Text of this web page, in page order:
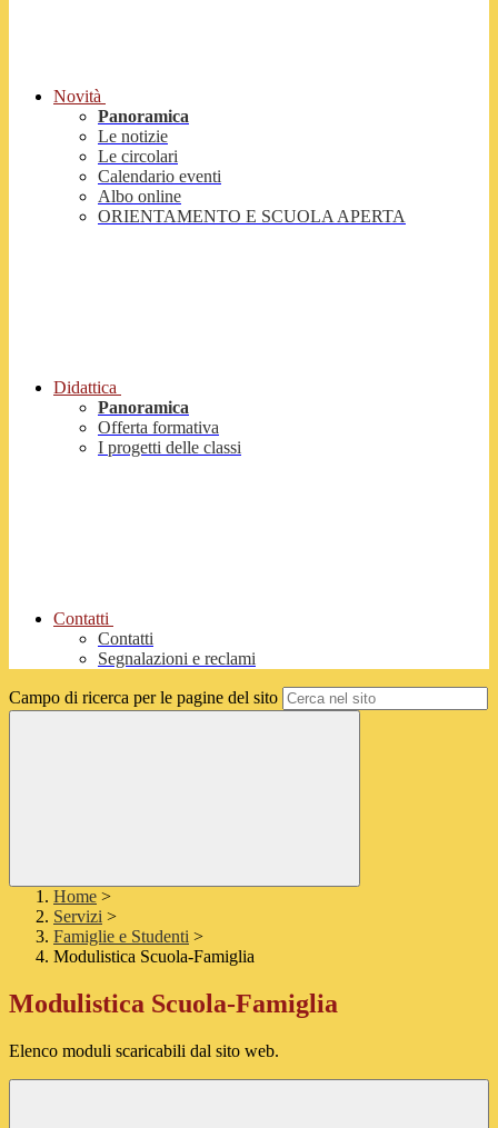
Novità
Panoramica
Le notizie
Le circolari
Calendario eventi
Albo online
ORIENTAMENTO E SCUOLA APERTA
Didattica
Panoramica
Offerta formativa
I progetti delle classi
Contatti
Contatti
Segnalazioni e reclami
Campo di ricerca per le pagine del sito
Home >
Servizi >
Famiglie e Studenti >
Modulistica Scuola-Famiglia
Modulistica Scuola-Famiglia
Elenco moduli scaricabili dal sito web.